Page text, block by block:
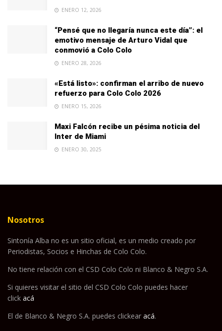
ENERO 12, 2026
“Pensé que no llegaría nunca este día”: el
emotivo mensaje de Arturo Vidal que
conmovió a Colo Colo
ENERO 28, 2026
«Está listo»: confirman el arribo de nuevo
refuerzo para Colo Colo 2026
ENERO 15, 2026
Maxi Falcón recibe un pésima noticia del
Inter de Miami
ENERO 30, 2025
Nosotros
Sintonía Alba no es un sitio oficial, es un medio creado por
Periodistas, Socios e Hinchas de Colo Colo.
No tiene relación con el CSD Colo Colo ni Blanco & Negro S.A.
Si quieres visitar el sitio del CSD Colo Colo puedes hacer
click acá
El de Blanco & Negro S.A. puedes clickear acá.